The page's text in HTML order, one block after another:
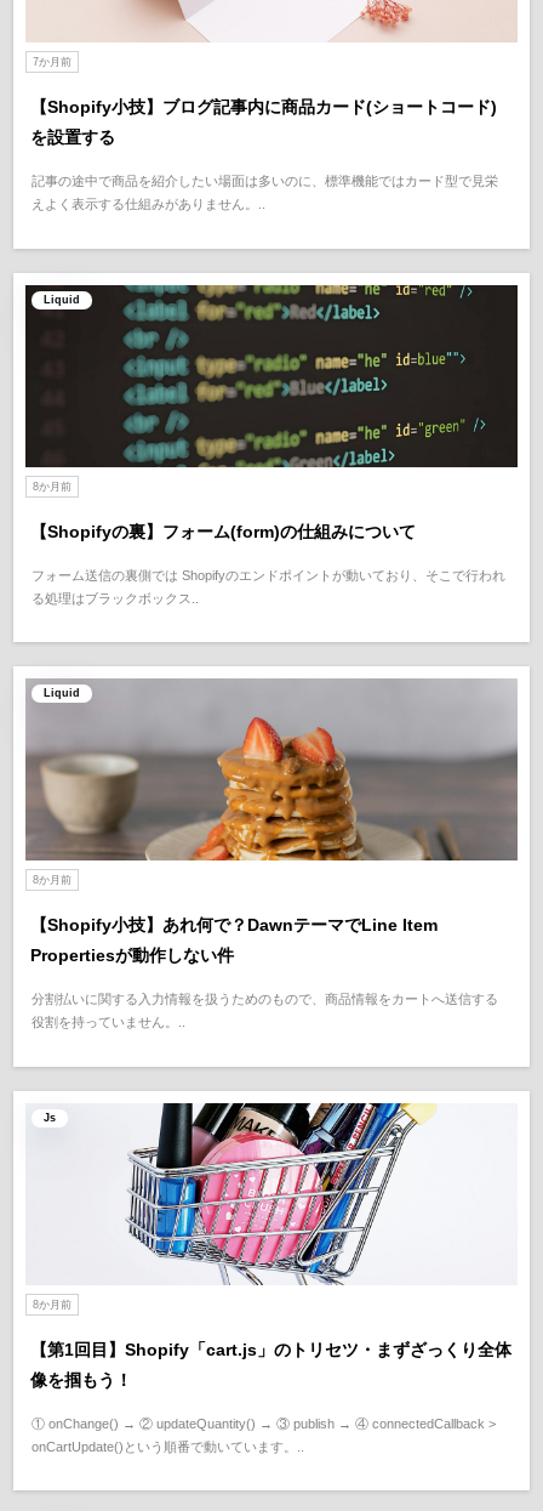
7か月前
【Shopify小技】ブログ記事内に商品カード(ショートコード)
を設置する
記事の途中で商品を紹介したい場面は多いのに、標準機能ではカード型で見栄
えよく表示する仕組みがありません。..
Liquid
8か月前
【Shopifyの裏】フォーム(form)の仕組みについて
フォーム送信の裏側では Shopifyのエンドポイントが動いており、そこで行われ
る処理はブラックボックス..
Liquid
8か月前
【Shopify小技】あれ何で？DawnテーマでLine Item
Propertiesが動作しない件
分割払いに関する入力情報を扱うためのもので、商品情報をカートへ送信する
役割を持っていません。..
Js
8か月前
【第1回目】Shopify「cart.js」のトリセツ・まずざっくり全体
像を掴もう！
① onChange() → ② updateQuantity() → ③ publish → ④ connectedCallback >
onCartUpdate()という順番で動いています。..